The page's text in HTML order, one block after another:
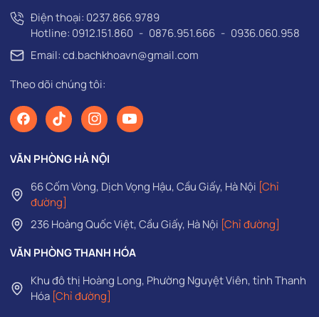
Điện thoại: 0237.866.9789
Hotline: 0912.151.860 - 0876.951.666 - 0936.060.958
Email: cd.bachkhoavn@gmail.com
Theo dõi chúng tôi:
VĂN PHÒNG HÀ NỘI
66 Cốm Vòng, Dịch Vọng Hậu, Cầu Giấy, Hà Nội [Chỉ
đường]
236 Hoàng Quốc Việt, Cầu Giấy, Hà Nội [Chỉ đường]
VĂN PHÒNG THANH HÓA
Khu đô thị Hoàng Long, Phường Nguyệt Viên, tỉnh Thanh
Hóa [Chỉ đường]